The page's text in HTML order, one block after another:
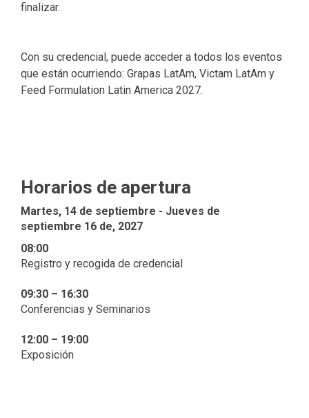
finalizar.
Con su credencial, puede acceder a todos los eventos
que están ocurriendo: Grapas LatAm, Victam LatAm y
Feed Formulation Latin America 2027.
Horarios de apertura
Martes, 14 de septiembre - Jueves de
septiembre 16 de, 2027
08:00
Registro y recogida de credencial
09:30 – 16:30
Conferencias y Seminarios
12:00 – 19:00
Exposición